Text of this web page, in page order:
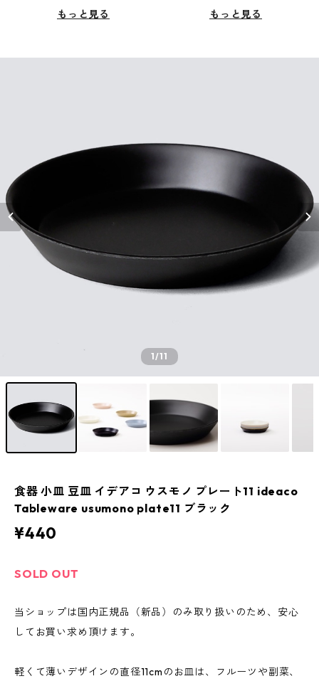
もっと見る
もっと見る
1/11
食器 小皿 豆皿 イデアコ ウスモノ プレート11 ideaco
Tableware usumono plate11 ブラック
¥440
SOLD OUT
当ショップは国内正規品（新品）のみ取り扱いのため、安心
してお買い求め頂けます。
軽くて薄いデザインの直径11cmのお皿は、フルーツや副菜、